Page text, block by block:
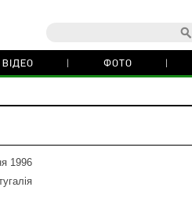
ВІДЕО ФОТО
1996